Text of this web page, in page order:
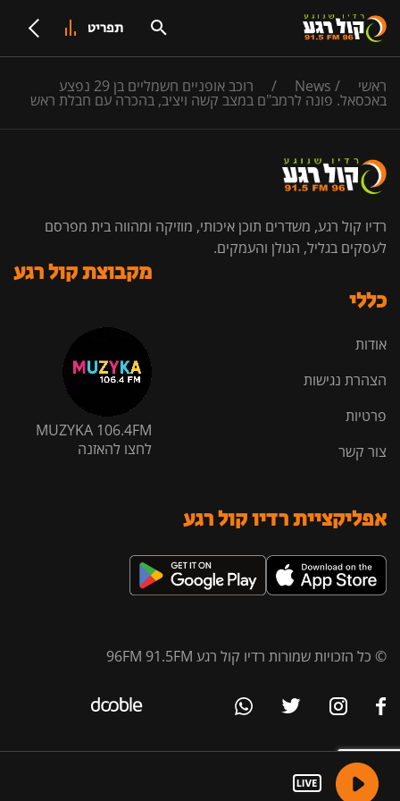
תפריט
ראשי /
News
/ רוכב אופניים חשמליים בן 29 נפצע
באכסאל. פונה לרמב"ם במצב קשה ויציב, בהכרה עם חבלת ראש
רדיו קול רגע, משדרים תוכן איכותי, מוזיקה ומהווה בית מפרסם
לעסקים בגליל, הגולן והעמקים.
כללי
אודות
הצהרת נגישות
פרטיות
צור קשר
מקבוצת קול רגע
MUZYKA 106.4FM
לחצו להאזנה
אפליקציית רדיו קול רגע
© כל הזכויות שמורות רדיו קול רגע 96FM 91.5FM